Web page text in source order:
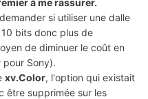
si utiliser une dalle
bits donc plus de
de diminuer le coût en
Sony).
xv.Color, l'option qui existait
être supprimée sur les